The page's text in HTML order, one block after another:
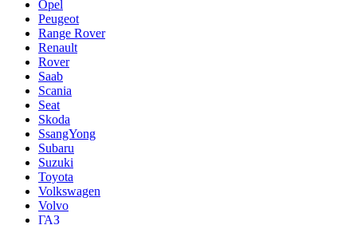
Opel
Peugeot
Range Rover
Renault
Rover
Saab
Scania
Seat
Skoda
SsangYong
Subaru
Suzuki
Toyota
Volkswagen
Volvo
ГАЗ